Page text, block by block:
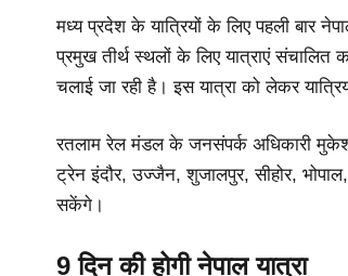
मध्य प्रदेश के यात्रियों के लिए पहली बार
प्रमुख तीर्थ स्थलों के लिए यात्राएं संचालित
चलाई जा रही है। इस यात्रा को लेकर
रतलाम रेल मंडल के जनसंपर्क अधिकारी
ट्रेन इंदौर, उज्जैन, शुजालपुर, सीहोर,
सकेंगे।
9 दिन की होगी नेपाल यात्रा